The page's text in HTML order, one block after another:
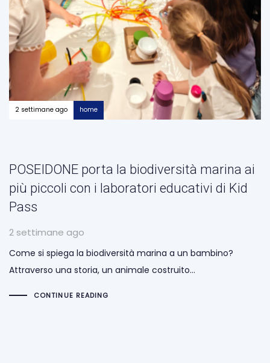
2 settimane ago home
POSEIDONE porta la biodiversità marina ai
più piccoli con i laboratori educativi di Kid
Pass
2 settimane ago
Come si spiega la biodiversità marina a un bambino?
Attraverso una storia, un animale costruito…
CONTINUE READING